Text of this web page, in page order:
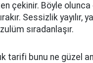
çekinir. Böyle
Sessizlik yayılır,
sıradanlaşır.
tarifi bunu ne güzel